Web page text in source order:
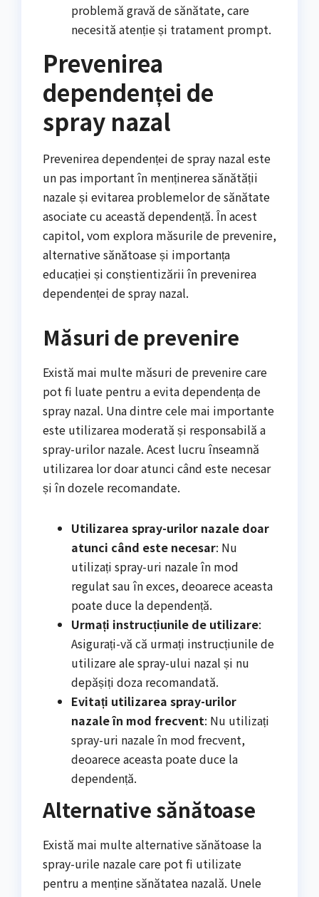
problemă gravă de sănătate, care
necesită atenție și tratament prompt.
Prevenirea
dependenței de
spray nazal
Prevenirea dependenței de spray nazal este
un pas important în menținerea sănătății
nazale și evitarea problemelor de sănătate
asociate cu această dependență. În acest
capitol, vom explora măsurile de prevenire,
alternative sănătoase și importanța
educației și conștientizării în prevenirea
dependenței de spray nazal.
Măsuri de prevenire
Există mai multe măsuri de prevenire care
pot fi luate pentru a evita dependența de
spray nazal. Una dintre cele mai importante
este utilizarea moderată și responsabilă a
spray-urilor nazale. Acest lucru înseamnă
utilizarea lor doar atunci când este necesar
și în dozele recomandate.
Utilizarea spray-urilor nazale doar
atunci când este necesar: Nu
utilizați spray-uri nazale în mod
regulat sau în exces, deoarece aceasta
poate duce la dependență.
Urmați instrucțiunile de utilizare:
Asigurați-vă că urmați instrucțiunile de
utilizare ale spray-ului nazal și nu
depășiți doza recomandată.
Evitați utilizarea spray-urilor
nazale în mod frecvent: Nu utilizați
spray-uri nazale în mod frecvent,
deoarece aceasta poate duce la
dependență.
Alternative sănătoase
Există mai multe alternative sănătoase la
spray-urile nazale care pot fi utilizate
pentru a menține sănătatea nazală. Unele